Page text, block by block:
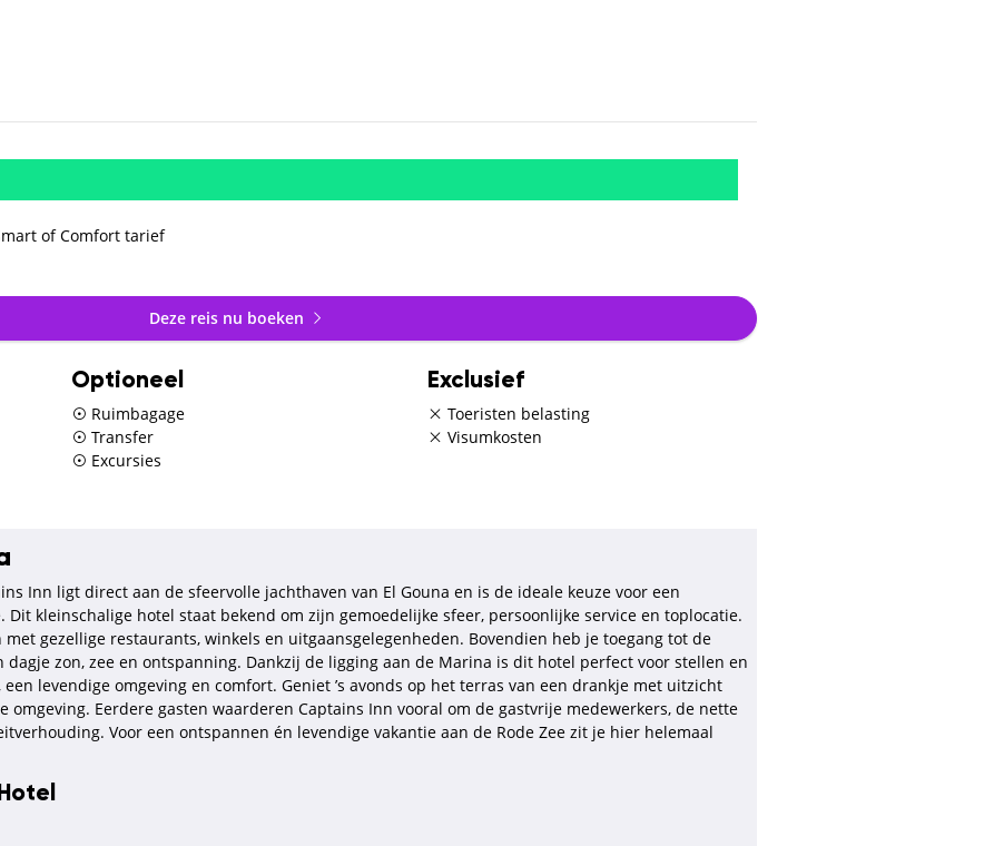
of Comfort tarief
Deze reis nu boeken
Optioneel
Ruimbagage
Transfer
Excursies
Exclusief
Toeristen belasting
Visumkosten
Inn ligt direct aan de sfeervolle jachthaven van El Gouna en is de ideale keuze voor een
Dit kleinschalige hotel staat bekend om zijn gemoedelijke sfeer, persoonlijke service en toplocatie.
gezellige restaurants, winkels en uitgaansgelegenheden. Bovendien heb je toegang tot de
dagje zon, zee en ontspanning. Dankzij de ligging aan de Marina is dit hotel perfect voor stellen en
levendige omgeving en comfort. Geniet ’s avonds op het terras van een drankje met uitzicht
omgeving. Eerdere gasten waarderen Captains Inn vooral om de gastvrije medewerkers, de nette
Voor een ontspannen én levendige vakantie aan de Rode Zee zit je hier helemaal